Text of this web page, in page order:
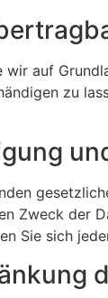
wir auf
zu
Zweck der
Sie sich